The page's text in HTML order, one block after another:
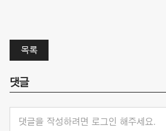
목록
댓글
댓글을 작성하려면 로그인 해주세요.